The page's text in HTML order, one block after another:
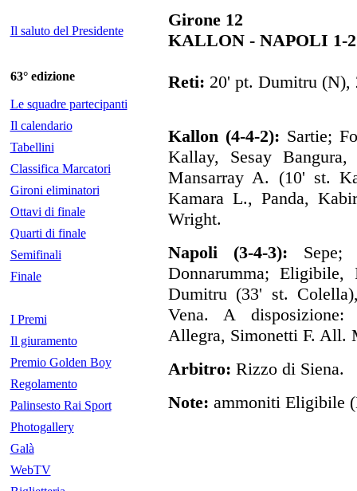
Il saluto del Presidente
63° edizione
Le squadre partecipanti
Il calendario
Tabellini
Classifica Marcatori
Gironi eliminatori
Ottavi di finale
Quarti di finale
Semifinali
Finale
I Premi
Il giuramento
Premio Golden Boy
Regolamento
Palinsesto Rai Sport
Photogallery
Galà
WebTV
Girone 12
KALLON - NAPOLI 1-2
Reti: 20' pt. Dumitru (N),
Kallon (4-4-2): Sartie;
Kallay, Sesay
Mansarray A. (10' st.
Kamara L., Panda,
Wright.
Napoli (3-4-3): Sepe;
Donnarumma;
Dumitru (33' st.
Vena. A disposizione:
Allegra, Simonetti F. All.
Arbitro: Rizzo di Siena.
Note: ammoniti Eligibile